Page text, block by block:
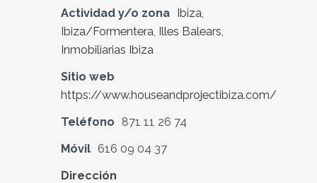
Actividad y/o zona Ibiza,
Ibiza/Formentera, Illes Balears,
Inmobiliarias Ibiza
Sitio web
https://www.houseandprojectibiza.com/
Teléfono
871 11 26 74
Móvil 616 09 04 37
Dirección